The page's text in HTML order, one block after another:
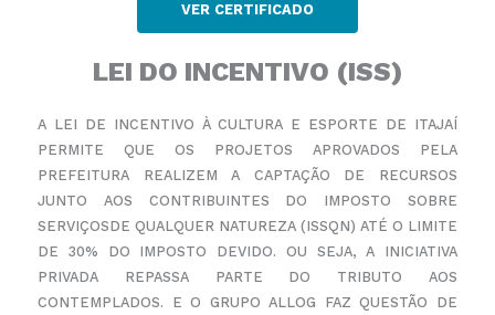
VER CERTIFICADO
LEI DO INCENTIVO (ISS)
A LEI DE INCENTIVO À CULTURA E ESPORTE DE ITAJAÍ
PERMITE QUE OS PROJETOS APROVADOS PELA
PREFEITURA REALIZEM A CAPTAÇÃO DE RECURSOS
JUNTO AOS CONTRIBUINTES DO IMPOSTO SOBRE
SERVIÇOSDE QUALQUER NATUREZA (ISSQN) ATÉ O LIMITE
DE 30% DO IMPOSTO DEVIDO. OU SEJA, A INICIATIVA
PRIVADA REPASSA PARTE DO TRIBUTO AOS
CONTEMPLADOS. E O GRUPO ALLOG FAZ QUESTÃO DE